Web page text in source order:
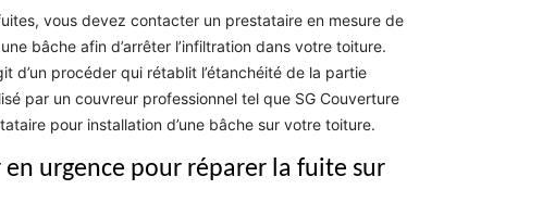
vous devez contacter un prestataire en mesure de
bâche afin d’arrêter l’infiltration dans votre toiture.
d’un procéder qui rétablit l’étanchéité de la partie
par un couvreur professionnel tel que SG Couverture
pour installation d’une bâche sur votre toiture.
urgence pour réparer la fuite sur